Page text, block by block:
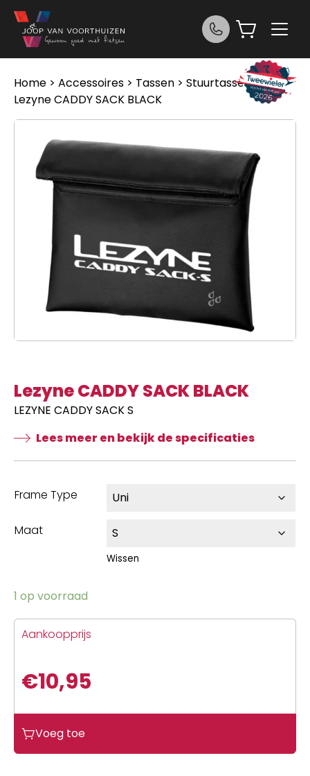
Ga naar de inhoud
Home > Accessoires > Tassen > Stuurtassen>
Lezyne CADDY SACK BLACK
Lezyne CADDY SACK BLACK
LEZYNE CADDY SACK S
Lees meer en bekijk de specificaties
Frame Type
Maat
Wissen
1 op voorraad
Aankoopprijs
€10,95
Voeg toe